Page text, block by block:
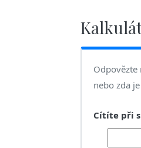
Odpovězte
nebo zda
Cítíte při